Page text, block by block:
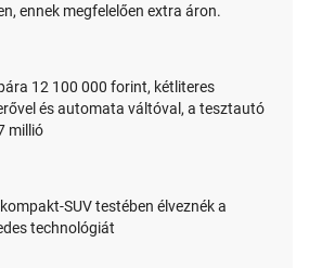
ennek megfelelően extra áron.
12 100 000 forint, kétliteres
és automata váltóval, a tesztautó
millió
SUV testében élveznék a
technológiát